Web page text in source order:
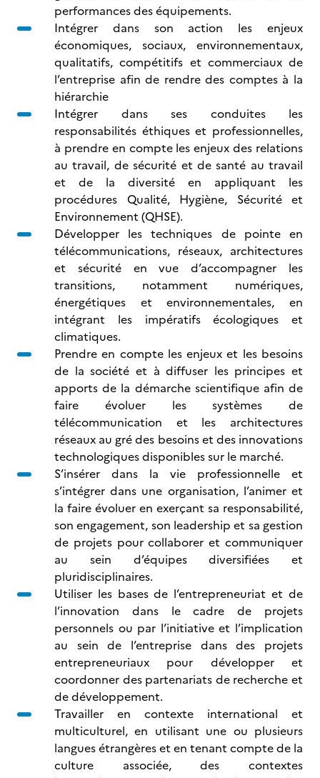
performances des équipements.
Intégrer dans son action les enjeux
économiques, sociaux, environnementaux,
qualitatifs, compétitifs et commerciaux de
l’entreprise afin de rendre des comptes à la
hiérarchie
Intégrer dans ses conduites les
responsabilités éthiques et professionnelles,
à prendre en compte les enjeux des relations
au travail, de sécurité et de santé au travail
et de la diversité en appliquant les
procédures Qualité, Hygiène, Sécurité et
Environnement (QHSE).
Développer les techniques de pointe en
télécommunications, réseaux, architectures
et sécurité en vue d’accompagner les
transitions, notamment numériques,
énergétiques et environnementales, en
intégrant les impératifs écologiques et
climatiques.
Prendre en compte les enjeux et les besoins
de la société et à diffuser les principes et
apports de la démarche scientifique afin de
faire évoluer les systèmes de
télécommunication et les architectures
réseaux au gré des besoins et des innovations
technologiques disponibles sur le marché.
S’insérer dans la vie professionnelle et
s’intégrer dans une organisation, l’animer et
la faire évoluer en exerçant sa responsabilité,
son engagement, son leadership et sa gestion
de projets pour collaborer et communiquer
au sein d’équipes diversifiées et
pluridisciplinaires.
Utiliser les bases de l’entrepreneuriat et de
l’innovation dans le cadre de projets
personnels ou par l’initiative et l’implication
au sein de l’entreprise dans des projets
entrepreneuriaux pour développer et
coordonner des partenariats de recherche et
de développement.
Travailler en contexte international et
multiculturel, en utilisant une ou plusieurs
langues étrangères et en tenant compte de la
culture associée, des contextes